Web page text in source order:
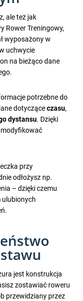
ale też jak
Rower Treningowy,
wyposażony w
uchwycie
na bieżąco dane
potrzebne do
dotycząceczasu,
dystansu. Dzięki
modyfikować
przy
odłożysz np.
– dzięki czemu
ulubionych
jest konstrukcja
zostawiać roweru
przewidziany przez